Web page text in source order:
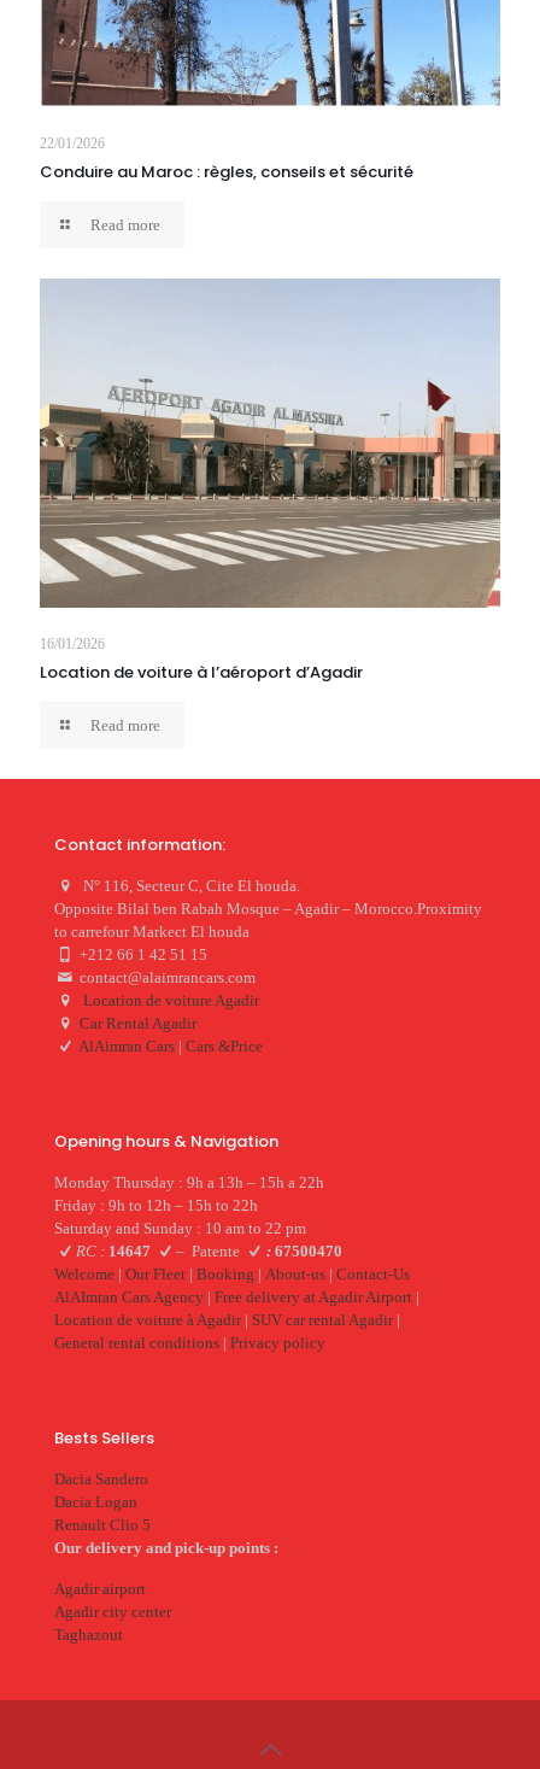
22/01/2026
Conduire au Maroc : règles, conseils et sécurité
Read more
16/01/2026
Location de voiture à l’aéroport d’Agadir
Read more
Contact information:
N° 116, Secteur C, Cite El houda.
Opposite Bilal ben Rabah Mosque – Agadir – Morocco.Proximity
to carrefour Markect El houda
+212 66 1 42 51 15
contact@alaimrancars.com
Location de voiture Agadir
Car Rental Agadir
AlAimran Cars |Cars &Price
Opening hours & Navigation
Monday Thursday : 9h a 13h – 15h a 22h
Friday : 9h to 12h – 15h to 22h
Saturday and Sunday : 10 am to 22 pm
RC : 14647 –Patente : 67500470
Welcome | Our Fleet | Booking | About-us | Contact-Us
AlAImran Cars Agency | Free delivery at Agadir Airport |
Location de voiture à Agadir| SUV car rental Agadir|
General rental conditions | Privacy policy
Bests Sellers
Dacia Sandero
Dacia Logan
Renault Clio 5
Our delivery and pick-up points :
Agadir airport
Agadir city center
Taghazout